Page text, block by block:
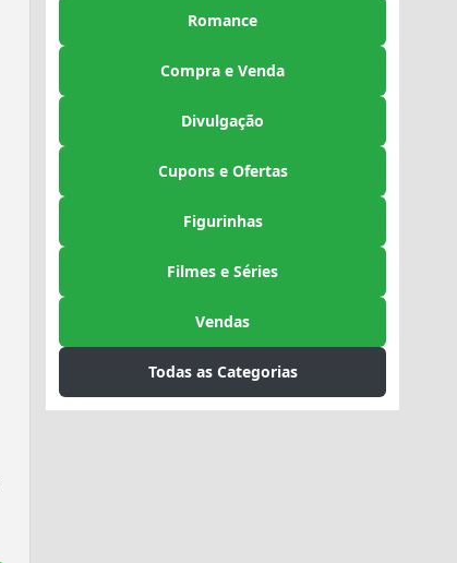
Romance
Compra e Venda
Divulgação
Cupons e Ofertas
Figurinhas
Filmes e Séries
Vendas
Todas as Categorias